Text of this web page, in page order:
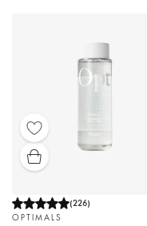
(226)
OPTIMALS